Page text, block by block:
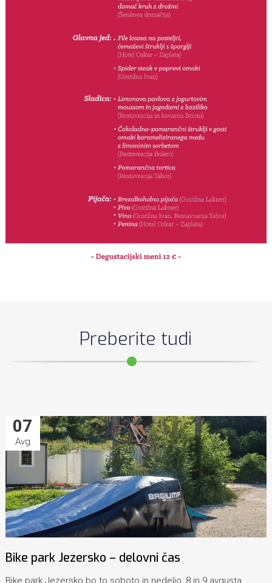
Preberite tudi
07
Avg
Bike park Jezersko – delovni čas
Bike park Jezersko bo to soboto in nedeljo, 8.in 9.avgusta,